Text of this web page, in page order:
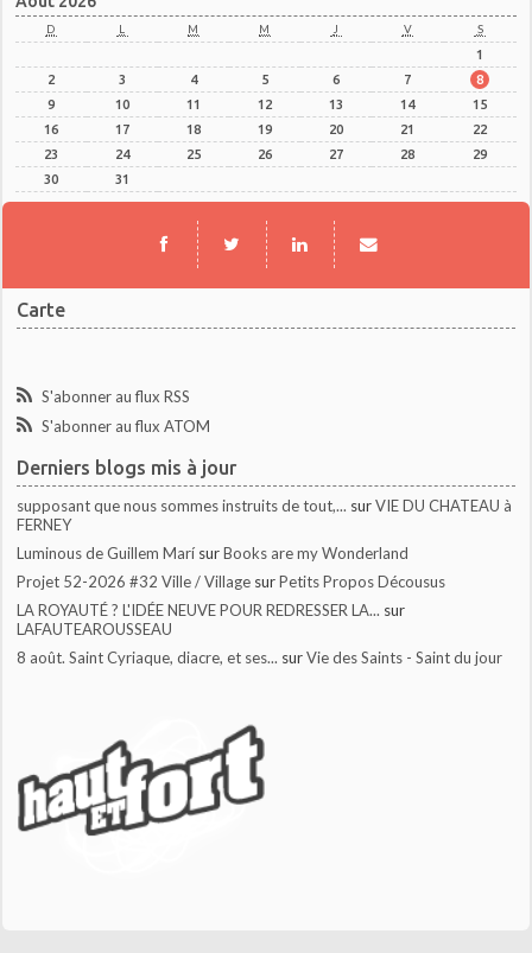
D L M M J V S
1
2
3 4 5 6 7
8
9
10 11 12 13 14
15
16
17 18 19 20 21
22
23
24 25 26 27 28
29
30
31
Carte
S'abonner au flux RSS
S'abonner au flux ATOM
Derniers blogs mis à jour
supposant que nous sommes instruits de tout,... surVIE DU CHATEAU à
FERNEY
Luminous de Guillem Marí surBooks are my Wonderland
Projet 52-2026 #32 Ville / Village surPetits Propos Décousus
LA ROYAUTÉ ? L'IDÉE NEUVE POUR REDRESSER LA... sur
LAFAUTEAROUSSEAU
8 août. Saint Cyriaque, diacre, et ses... surVie des Saints - Saint du jour